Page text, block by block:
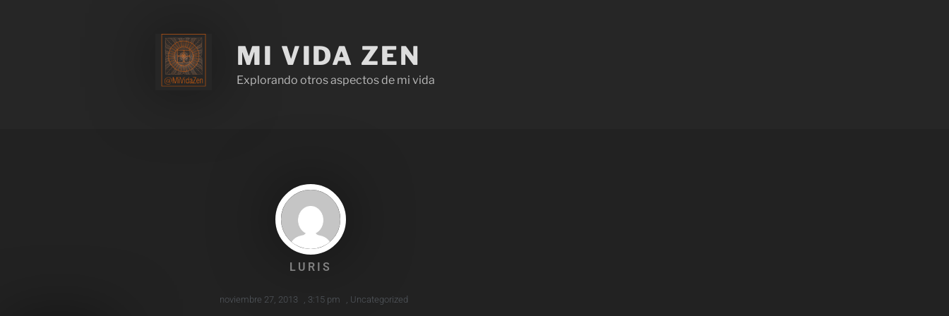
MI VIDA ZEN
Explorando otros aspectos de mi vida
LURIS
noviembre 27, 2013 , 3:15 pm , Uncategorized